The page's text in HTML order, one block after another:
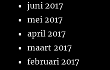
juni 2017
mei 2017
april 2017
maart 2017
februari 2017